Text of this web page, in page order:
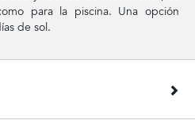
para la piscina. Una opción
de sol.